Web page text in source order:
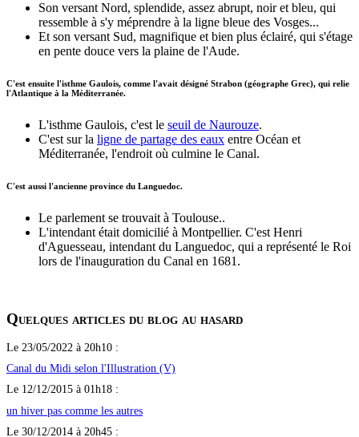
Son versant Nord, splendide, assez abrupt, noir et bleu, qui
ressemble à s'y méprendre à la ligne bleue des Vosges...
Et son versant Sud, magnifique et bien plus éclairé, qui s'étage
en pente douce vers la plaine de l'Aude.
C'est ensuite l'isthme Gaulois, comme l'avait désigné Strabon (géographe Grec), qui relie
l'Atlantique à la Méditerranée.
L'isthme Gaulois, c'est le seuil de Naurouze.
C'est sur la ligne de partage des eaux entre Océan et
Méditerranée, l'endroit où culmine le Canal.
C'est aussi l'ancienne province du Languedoc.
Le parlement se trouvait à Toulouse..
L'intendant était domicilié à Montpellier. C'est Henri
d'Aguesseau, intendant du Languedoc, qui a représenté le Roi
lors de l'inauguration du Canal en 1681.
Quelques articles du blog au hasard
Le 23/05/2022 à 20h10 :
Canal du Midi selon l'Illustration (V)
Le 12/12/2015 à 01h18 :
un hiver pas comme les autres
Le 30/12/2014 à 20h45 :